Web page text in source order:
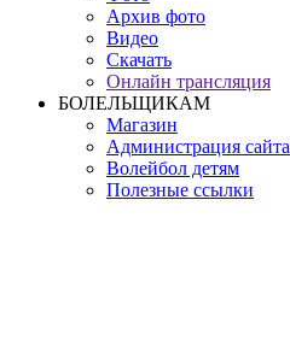
Архив фото
Видео
Скачать
Онлайн трансляция
БОЛЕЛЬЩИКАМ
Магазин
Администрация сайта
Волейбол детям
Полезные ссылки